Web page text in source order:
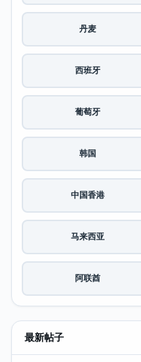
丹麦
西班牙
葡萄牙
韩国
中国香港
马来西亚
阿联酋
最新帖子